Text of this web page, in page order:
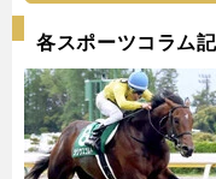
各スポーツコラム